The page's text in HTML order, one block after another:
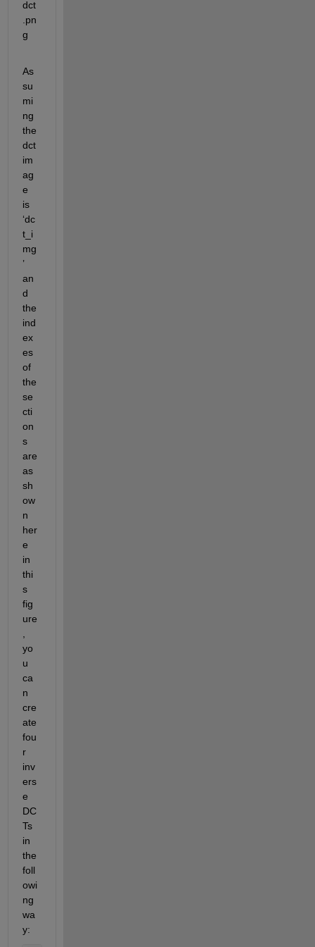
As
su
mi
ng
the
dct
im
ag
e
is
‘dc
t_i
mg
’
an
d
the
ind
ex
es
of
the
se
cti
on
s
are
as
sh
ow
n
her
e
in
thi
s
fig
ure
yo
u
ca
n
cre
ate
fou
r
inv
ers
e
DC
Ts
in
the
foll
owi
ng
wa
y: